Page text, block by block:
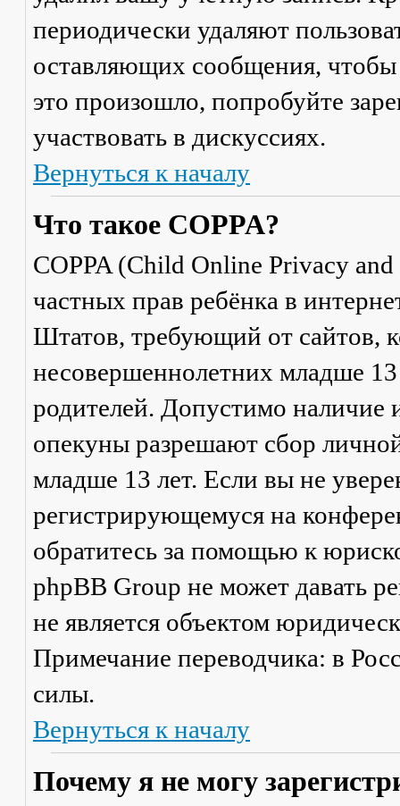
периодически удаляют
оставляющих сообщения,
это произошло, попробуйте
участвовать в дискуссиях.
Вернуться к началу
Что такое COPPA?
COPPA (Child Online Privacy
частных прав ребёнка в
Штатов, требующий от сайтов,
несовершеннолетних младше 13
родителей. Допустимо наличие
опекуны разрешают сбор
младше 13 лет. Если вы не
регистрирующемуся на
обратитесь за помощью к
phpBB Group не может давать
не является объектом
Примечание переводчика: в
силы.
Вернуться к началу
Почему я не могу